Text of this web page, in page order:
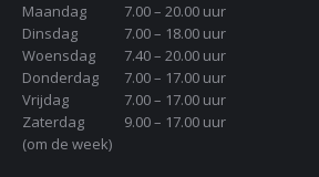
Maandag
7.00 – 20.00 uur
Dinsdag
7.00 – 18.00 uur
Woensdag
7.40 – 20.00 uur
Donderdag
7.00 – 17.00 uur
Vrijdag
7.00 – 17.00 uur
Zaterdag
9.00 – 17.00 uur
(om de week)